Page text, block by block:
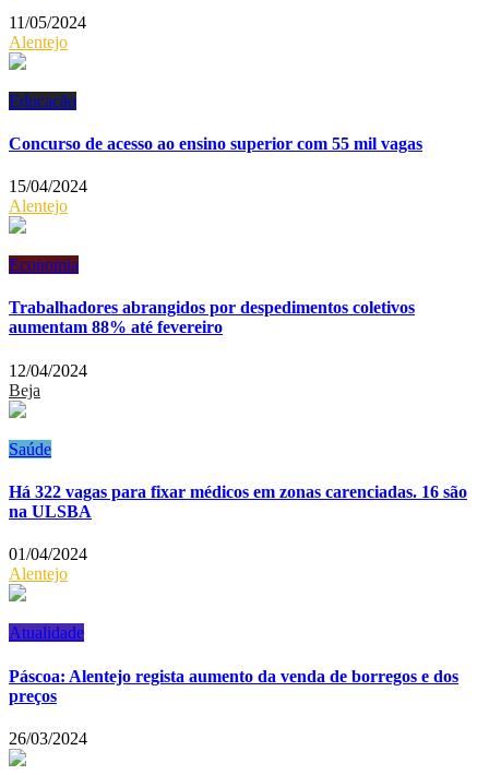
11/05/2024
Alentejo
Educação
Concurso de acesso ao ensino superior com 55 mil vagas
15/04/2024
Alentejo
Economia
Trabalhadores abrangidos por despedimentos coletivos
aumentam 88% até fevereiro
12/04/2024
Beja
Saúde
Há 322 vagas para fixar médicos em zonas carenciadas. 16 são
na ULSBA
01/04/2024
Alentejo
Atualidade
Páscoa: Alentejo regista aumento da venda de borregos e dos
preços
26/03/2024